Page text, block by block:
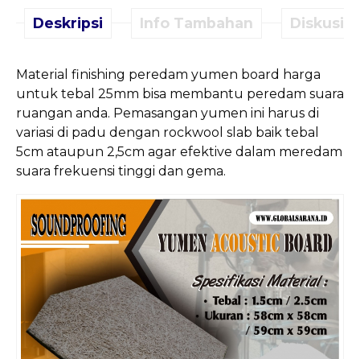
Deskripsi Info Tambahan Diskusi
Material finishing peredam yumen board harga
untuk tebal 25mm bisa membantu peredam suara
ruangan anda. Pemasangan yumen ini harus di
variasi di padu dengan rockwool slab baik tebal
5cm ataupun 2,5cm agar efektive dalam meredam
suara frekuensi tinggi dan gema.